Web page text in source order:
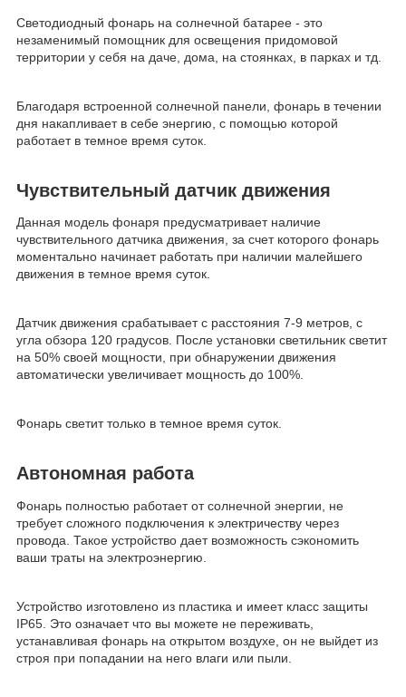
Светодиодный фонарь на солнечной батарее - это
незаменимый помощник для освещения придомовой
территории у себя на даче, дома, на стоянках, в парках и тд.
Благодаря встроенной солнечной панели, фонарь в течении
дня накапливает в себе энергию, с помощью которой
работает в темное время суток.
Чувствительный датчик движения
Данная модель фонаря предусматривает наличие
чувствительного датчика движения, за счет которого фонарь
моментально начинает работать при наличии малейшего
движения в темное время суток.
Датчик движения срабатывает с расстояния 7-9 метров, с
угла обзора 120 градусов. После установки светильник светит
на 50% своей мощности, при обнаружении движения
автоматически увеличивает мощность до 100%.
Фонарь светит только в темное время суток.
Автономная работа
Фонарь полностью работает от солнечной энергии, не
требует сложного подключения к электричеству через
провода. Такое устройство дает возможность сэкономить
ваши траты на электроэнергию.
Устройство изготовлено из пластика и имеет класс защиты
IP65. Это означает что вы можете не переживать,
устанавливая фонарь на открытом воздухе, он не выйдет из
строя при попадании на него влаги или пыли.